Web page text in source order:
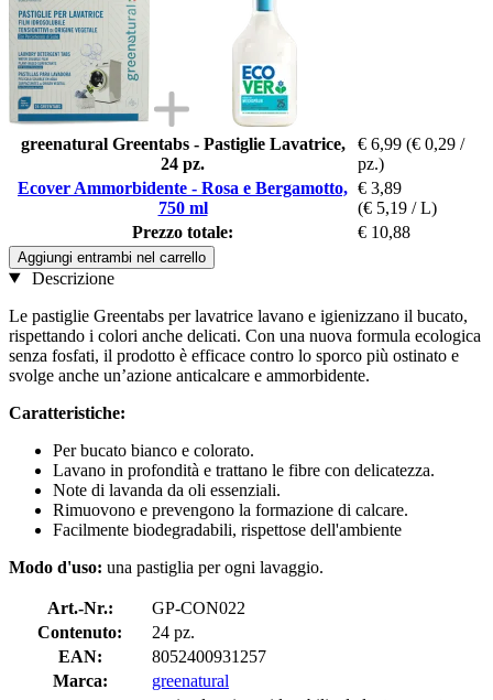
greenatural Greentabs - Pastiglie Lavatrice,
24 pz.
€ 6,99 (€ 0,29 /
pz.)
Ecover Ammorbidente - Rosa e Bergamotto,
750 ml
€ 3,89
(€ 5,19 / L)
Prezzo totale:
€ 10,88
Aggiungi entrambi nel carrello
Descrizione
Le pastiglie Greentabs per lavatrice lavano e igienizzano il bucato,
rispettando i colori anche delicati. Con una nuova formula ecologica
senza fosfati, il prodotto è efficace contro lo sporco più ostinato e
svolge anche un’azione anticalcare e ammorbidente.
Caratteristiche:
Per bucato bianco e colorato.
Lavano in profondità e trattano le fibre con delicatezza.
Note di lavanda da oli essenziali.
Rimuovono e prevengono la formazione di calcare.
Facilmente biodegradabili, rispettose dell'ambiente
Modo d'uso: una pastiglia per ogni lavaggio.
Art.-Nr.:
GP-CON022
Contenuto:
24 pz.
EAN:
8052400931257
Marca:
greenatural